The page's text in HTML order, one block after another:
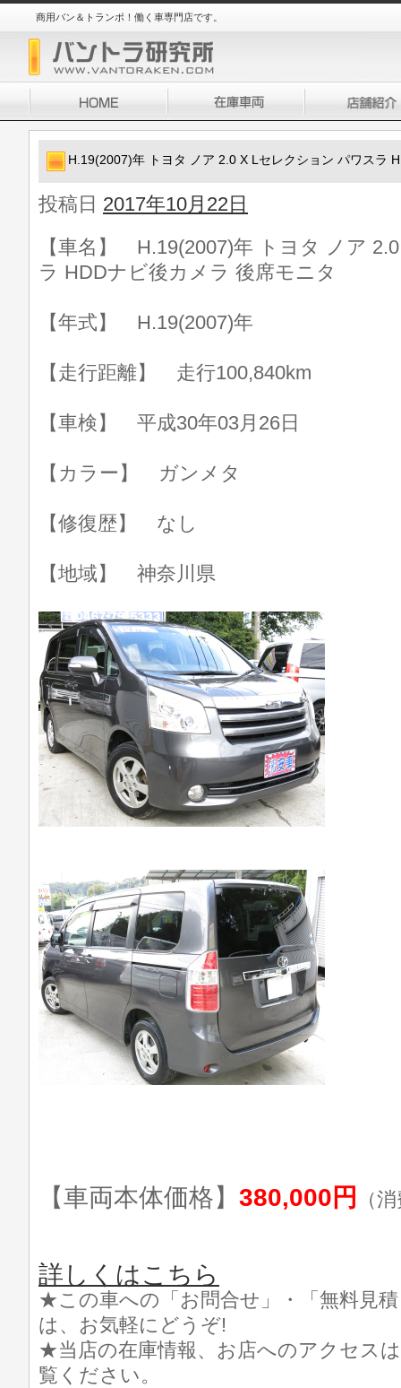
商用バン＆トランポ！働く車専門店です。
H.19(2007)年 トヨタ ノア 2.0 X Lセレクション パワスラ
投稿日 2017年10月22日
【車名】 H.19(2007)年 トヨタ ノア
ラ HDDナビ後カメラ 後席モニタ
【年式】 H.19(2007)年
【走行距離】 走行100,840km
【車検】 平成30年03月26日
【カラー】 ガンメタ
【修復歴】 なし
【地域】 神奈川県
【車両本体価格】 380,000円 （
詳しくはこちら
★この車への「お問合せ」・「無料見
は、お気軽にどうぞ!
★当店の在庫情報、お店へのアクセス
覧ください。